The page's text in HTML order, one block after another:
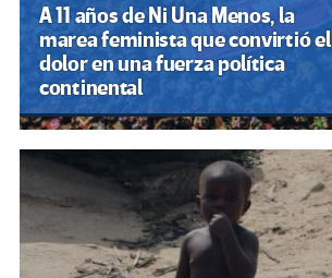
A 11 años de Ni Una Menos, la
marea feminista que convirtió el
dolor en una fuerza política
continental